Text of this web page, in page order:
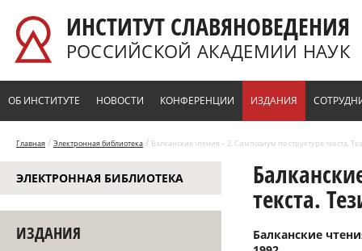
ИНСТИТУТ СЛАВЯНОВЕДЕНИЯ
РОССИЙСКОЙ АКАДЕМИИ НАУК
ОБ ИНСТИТУТЕ НОВОСТИ КОНФЕРЕНЦИИ ИЗДАНИЯ
Главная / Электронная библиотека / Балканские чтения – 2. Симпозиум по структуре текста.
ЭЛЕКТРОННАЯ БИБЛИОТЕКА
ИЗДАНИЯ
текста.
Балканские